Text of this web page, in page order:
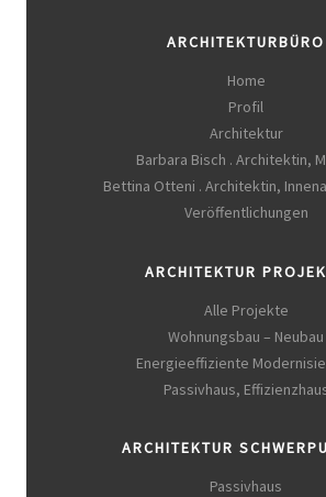
ARCHITEKTURBÜRO
Home
Profil
Architektur
Barbara Bisch . Architektin,
Bettina Otteni . Architektin,
Veröffentlichungen
ARCHITEKTUR
Alle Projekte
Wohnungsbau – Neubau
Energieeffiziente
Passivhaus,
ARCHITEKTUR
Passivhaus